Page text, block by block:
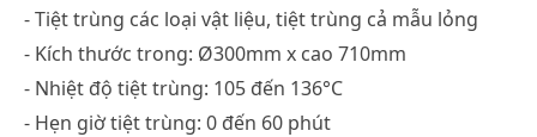
- Tiệt trùng các loại vật liệu, tiệt trùng cả mẫu lỏng
- Kích thước trong: Ø300mm x cao 710mm
- Nhiệt độ tiệt trùng: 105 đến 136°C
- Hẹn giờ tiệt trùng: 0 đến 60 phút